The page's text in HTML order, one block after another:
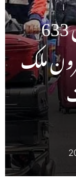
گزشتہ 5 سالوں میں 633
ملک